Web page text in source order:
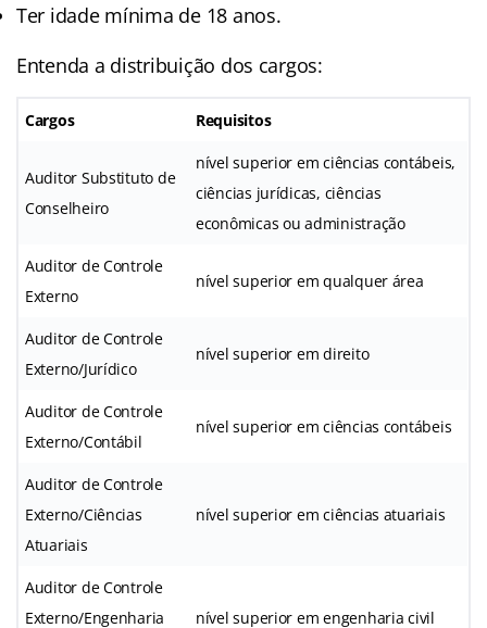
Ter idade mínima de 18 anos.
Entenda a distribuição dos cargos:
Cargos Requisitos
Auditor Substituto de
Conselheiro
nível superior em ciências contábeis,
ciências jurídicas, ciências
econômicas ou administração
Auditor de Controle
Externo
nível superior em qualquer área
Auditor de Controle
Externo/Jurídico
nível superior em direito
Auditor de Controle
Externo/Contábil
nível superior em ciências contábeis
Auditor de Controle
Externo/Ciências
Atuariais
nível superior em ciências atuariais
Auditor de Controle
Externo/Engenharia
nível superior em engenharia civil